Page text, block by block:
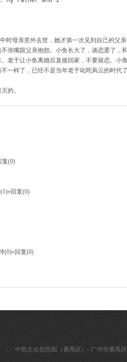
母亲意外去世，她才第一次见到自己的父
张嘴跟父亲抱怨。小鱼长大了，谈恋爱了
老于让小鱼离婚后直接回家，不要留恋。
一样了，已经不是当年老于叱咤风云的时
的。
复(0)
»回复(0)
(0)»回复(0)
/ 中凯文化创意园（番禺区）- 广州市番禺